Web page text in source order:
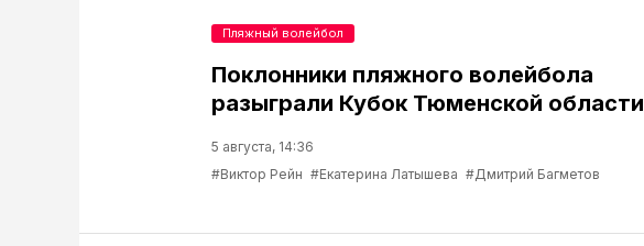
Поклонники пляжного волейбола
разыграли Кубок Тюменской области
5 августа, 14:36
#Виктор Рейн #Екатерина Латышева #Дмитрий Багметов
Пляжный волейбол